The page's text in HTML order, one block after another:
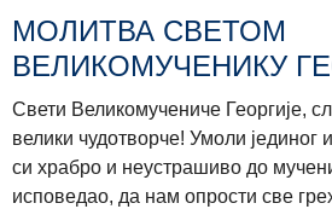
МОЛИТВА СВЕТОМ
ВЕЛИКОМУЧЕНИКУ
Свети Великомучениче Георгије,
велики чудотворче! Умоли јединог
си храбро и неустрашиво до
исповедао, да нам опрости све